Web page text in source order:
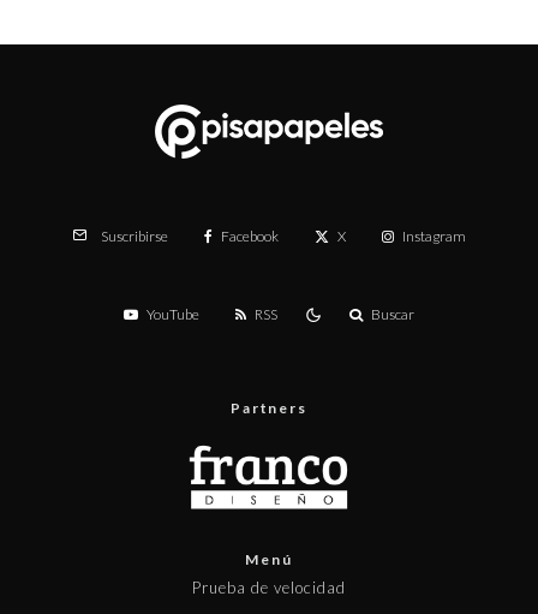
Suscribirse Facebook X Instagram
YouTube RSS Buscar
Partners
Menú
Prueba de velocidad